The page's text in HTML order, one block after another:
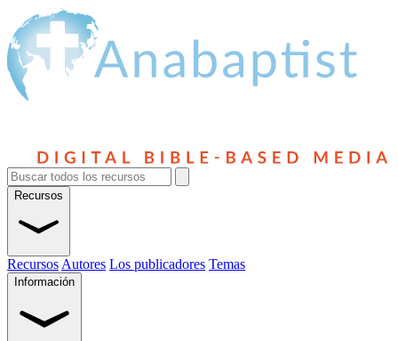
Recursos
Recursos Autores Los publicadores Temas
Información